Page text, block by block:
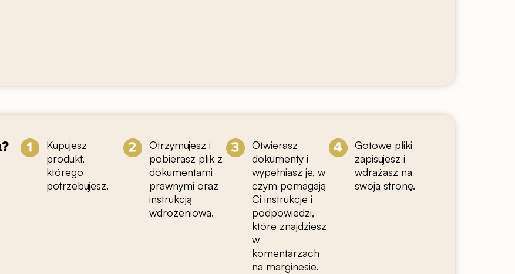
Kupujesz
produkt,
którego
potrzebujesz.
Otrzymujesz i
pobierasz plik z
dokumentami
prawnymi oraz
instrukcją
wdrożeniową.
Otwierasz
dokumenty i
wypełniasz je, w
czym pomagają
Ci instrukcje i
podpowiedzi,
które znajdziesz
w
komentarzach
na marginesie.
Gotowe pliki
zapisujesz i
wdrażasz na
swoją stronę.